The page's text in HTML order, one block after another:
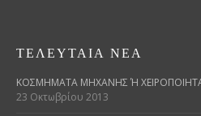
ΤΕΛΕΥΤΑΊΑ ΝΈΑ
ΚΟΣΜΉΜΑΤΑ ΜΗΧΑΝΉΣ Ή
23 Οκτωβρίου 2013